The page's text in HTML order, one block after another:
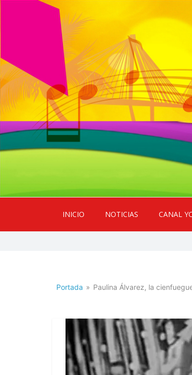
content
INICIO NOTICIAS CANAL
Saoko
Quilla
Música
Portada » Paulina Álvarez, la